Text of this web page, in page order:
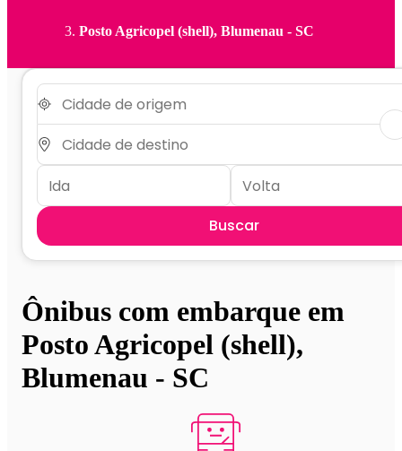
Posto Agricopel (shell), Blumenau - SC
Buscar
Ônibus com embarque em
Posto Agricopel (shell),
Blumenau - SC